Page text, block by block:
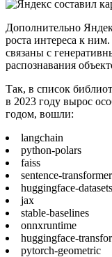
Дополнительно
роста интереса к
связаны с
распознавания
Так, в список
в 2023 году вырос
годом, вошли:
langchain
python-polars
faiss
sentence-
huggingface-datasets
jax
stable-baselines
onnxruntime
huggingface-
pytorch-geometric